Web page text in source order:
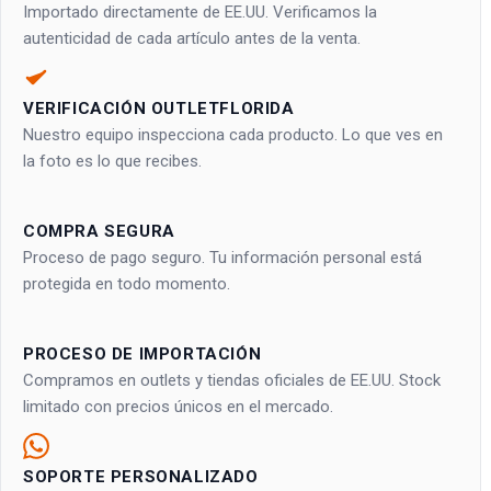
Importado directamente de EE.UU. Verificamos la
autenticidad de cada artículo antes de la venta.
VERIFICACIÓN OUTLETFLORIDA
Nuestro equipo inspecciona cada producto. Lo que ves en
la foto es lo que recibes.
COMPRA SEGURA
Proceso de pago seguro. Tu información personal está
protegida en todo momento.
PROCESO DE IMPORTACIÓN
Compramos en outlets y tiendas oficiales de EE.UU. Stock
limitado con precios únicos en el mercado.
SOPORTE PERSONALIZADO